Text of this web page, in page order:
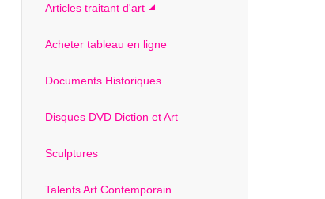
Articles traitant d'art
Acheter tableau en ligne
Documents Historiques
Disques DVD Diction et Art
Sculptures
Talents Art Contemporain